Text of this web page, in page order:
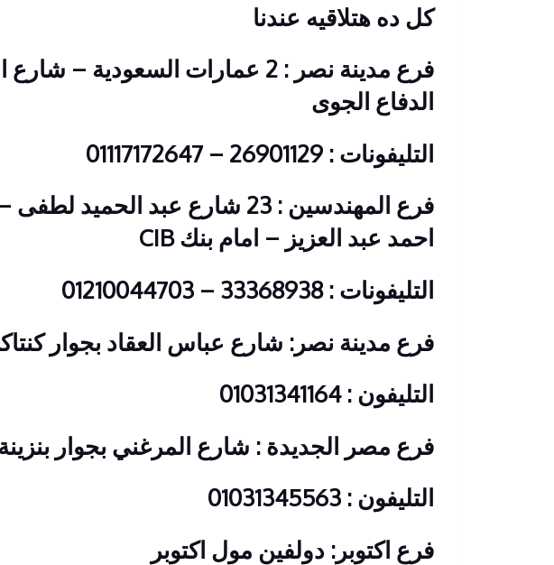
كل ده هتلاقيه عندنا
فرع مدينة نصر : 2 عمارات السعودية –
الدفاع الجوى
التليفونات : 26901129 – 01117172647
فرع المهندسين : 23 شارع عبد
احمد عبد العزيز – امام بنك CIB
التليفونات : 33368938 – 01210044703
فرع مدينة نصر: شارع عباس العقاد بجوار
التليفون : 01031341164
فرع مصر الجديدة : شارع المرغني بجوار
التليفون : 01031345563
فرع اكتوبر: دولفين مول اكتوبر